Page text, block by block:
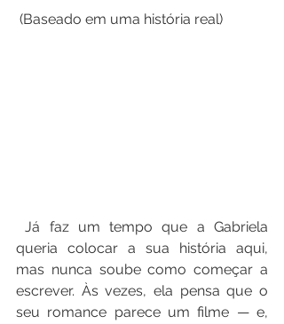
(Baseado em uma história real)
Já faz um tempo que a Gabriela
queria colocar a sua história aqui,
mas nunca soube como começar a
escrever. Às vezes, ela pensa que o
seu romance parece um filme — e,